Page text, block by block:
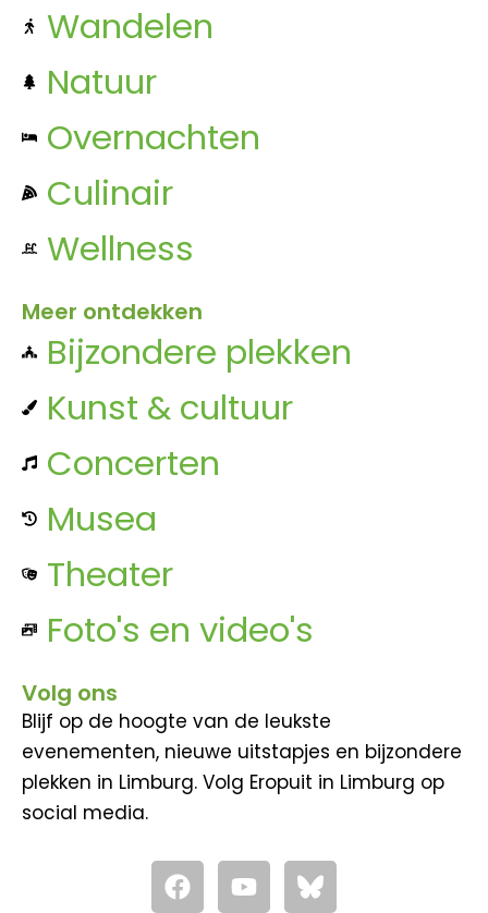
Wandelen
Natuur
Overnachten
Culinair
Wellness
Meer ontdekken
Bijzondere plekken
Kunst & cultuur
Concerten
Musea
Theater
Foto's en video's
Volg ons
Blijf op de hoogte van de leukste
evenementen, nieuwe uitstapjes en bijzondere
plekken in Limburg. Volg Eropuit in Limburg op
social media.
F
a
Y
o